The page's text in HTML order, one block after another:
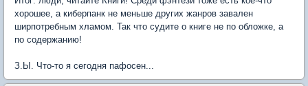
хорошее, а киберпанк не меньше других жанров завален
ширпотребным хламом. Так что судите о книге не по обложке, а
по содержанию!
З.Ы. Что-то я сегодня пафосен...